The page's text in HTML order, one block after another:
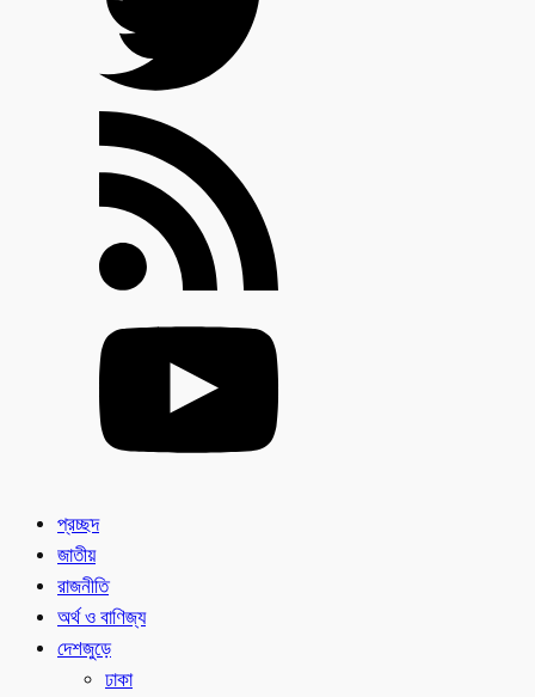
প্রচ্ছদ
জাতীয়
রাজনীতি
অর্থ ও বাণিজ্য
দেশজুড়ে
ঢাকা